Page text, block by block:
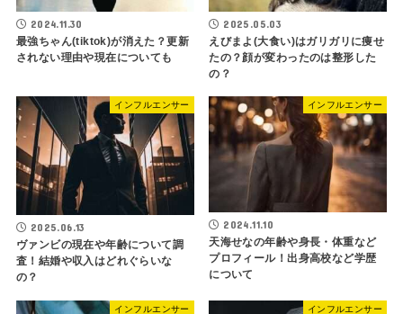
2024.11.30
最強ちゃん(tiktok)が消えた？更新
されない理由や現在についても
2025.05.03
えびまよ(大食い)はガリガリに痩せ
たの？顔が変わったのは整形した
の？
インフルエンサー
2025.06.13
ヴァンビの現在や年齢について調
査！結婚や収入はどれぐらいな
の？
インフルエンサー
2024.11.10
天海せなの年齢や身長・体重など
プロフィール！出身高校など学歴
について
インフルエンサー インフルエンサー